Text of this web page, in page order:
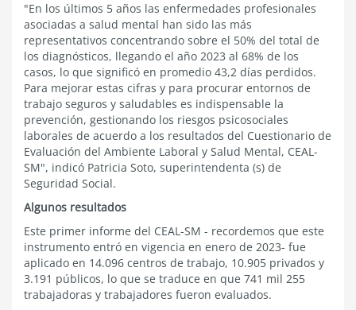
"En los últimos 5 años las enfermedades profesionales
asociadas a salud mental han sido las más
representativos concentrando sobre el 50% del total de
los diagnósticos, llegando el año 2023 al 68% de los
casos, lo que significó en promedio 43,2 días perdidos.
Para mejorar estas cifras y para procurar entornos de
trabajo seguros y saludables es indispensable la
prevención, gestionando los riesgos psicosociales
laborales de acuerdo a los resultados del Cuestionario de
Evaluación del Ambiente Laboral y Salud Mental, CEAL-
SM", indicó Patricia Soto, superintendenta (s) de
Seguridad Social.
Algunos resultados
Este primer informe del CEAL-SM - recordemos que este
instrumento entró en vigencia en enero de 2023- fue
aplicado en 14.096 centros de trabajo, 10.905 privados y
3.191 públicos, lo que se traduce en que 741 mil 255
trabajadoras y trabajadores fueron evaluados.